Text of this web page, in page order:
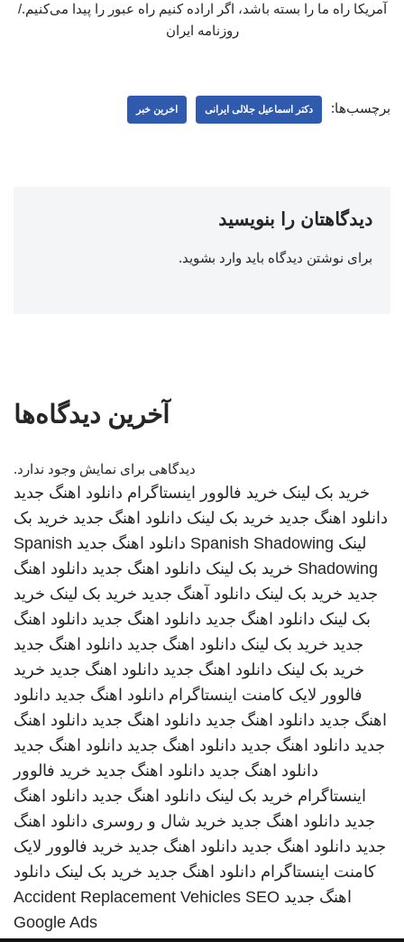
آمریکا راه ما را بسته باشد، اگر اراده کنیم راه عبور را پیدا می‌کنیم./
روزنامه ایران
برچسب‌ها: دکتر اسماعیل جلالی ایرانی اخرین خبر
دیدگاهتان را بنویسید
برای نوشتن دیدگاه باید وارد بشوید.
آخرین دیدگاه‌ها
دیدگاهی برای نمایش وجود ندارد.
خرید بک لینک خرید فالوور اینستاگرام دانلود اهنگ جدید
دانلود اهنگ جدید خرید بک لینک دانلود اهنگ جدید خرید بک
لینک Spanish Shadowing دانلود اهنگ جدید Spanish
Shadowing خرید بک لینک دانلود اهنگ جدید دانلود اهنگ
جدید خرید بک لینک دانلود آهنگ جدید خرید بک لینک خرید
بک لینک دانلود اهنگ جدید دانلود اهنگ جدید دانلود اهنگ
جدید خرید بک لینک دانلود اهنگ جدید دانلود اهنگ جدید
خرید بک لینک دانلود اهنگ جدید دانلود اهنگ جدید خرید
فالوور لایک کامنت اینستاگرام دانلود اهنگ جدید دانلود
اهنگ جدید دانلود اهنگ جدید دانلود اهنگ جدید دانلود اهنگ
جدید دانلود اهنگ جدید دانلود اهنگ جدید دانلود اهنگ جدید
دانلود اهنگ جدید دانلود اهنگ جدید خرید فالوور
اینستاگرام خرید بک لینک دانلود اهنگ جدید دانلود اهنگ
جدید دانلود اهنگ جدید خرید شال و روسری دانلود اهنگ
جدید دانلود اهنگ جدید دانلود اهنگ جدید خرید فالوور لایک
کامنت اینستاگرام دانلود اهنگ جدید خرید بک لینک دانلود
اهنگ جدید
Accident Replacement Vehicles SEO
Google Ads